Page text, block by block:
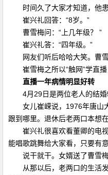
时间久了大家才知道，他患
崔兴礼回答：“8岁。”
曹雪梅问：“上几年级？ ”
崔兴礼答：“四年级。”
网友们听后哈哈大笑。曹雪
崔雪梅之所以“触网”学直播
直播一年病情明显好转
4月29日是两位老人的结婚
女儿崔嵘说，1976年唐山大
跟到哪里。退休后老两口本想
崔兴礼很喜欢看董卿的电视
能唱歌跳舞给大家看，只要有
说干就干。女婿送了曹雪梅
从那以后，老两口的生活发